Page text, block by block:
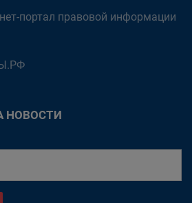
портал правовой информации
НОВОСТИ